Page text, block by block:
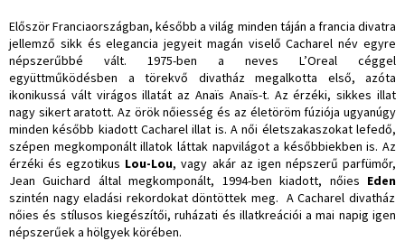
Először Franciaországban, később a világ minden táján a francia divatra
jellemző sikk és elegancia jegyeit magán viselő Cacharel név egyre
népszerűbbé vált. 1975-ben a neves L’Oreal céggel
együttműködésben a törekvő divatház megalkotta első, azóta
ikonikussá vált virágos illatát az Anaïs Anaïs-t. Az érzéki, sikkes illat
nagy sikert aratott. Az örök nőiesség és az életöröm fúziója ugyanúgy
minden később kiadott Cacharel illat is. A női életszakaszokat lefedő,
szépen megkomponált illatok láttak napvilágot a későbbiekben is. Az
érzéki és egzotikus Lou-Lou, vagy akár az igen népszerű parfümőr,
Jean Guichard által megkomponált, 1994-ben kiadott, nőies Eden
szintén nagy eladási rekordokat döntöttek meg. A Cacharel divatház
nőies és stílusos kiegészítői, ruházati és illatkreációi a mai napig igen
népszerűek a hölgyek körében.